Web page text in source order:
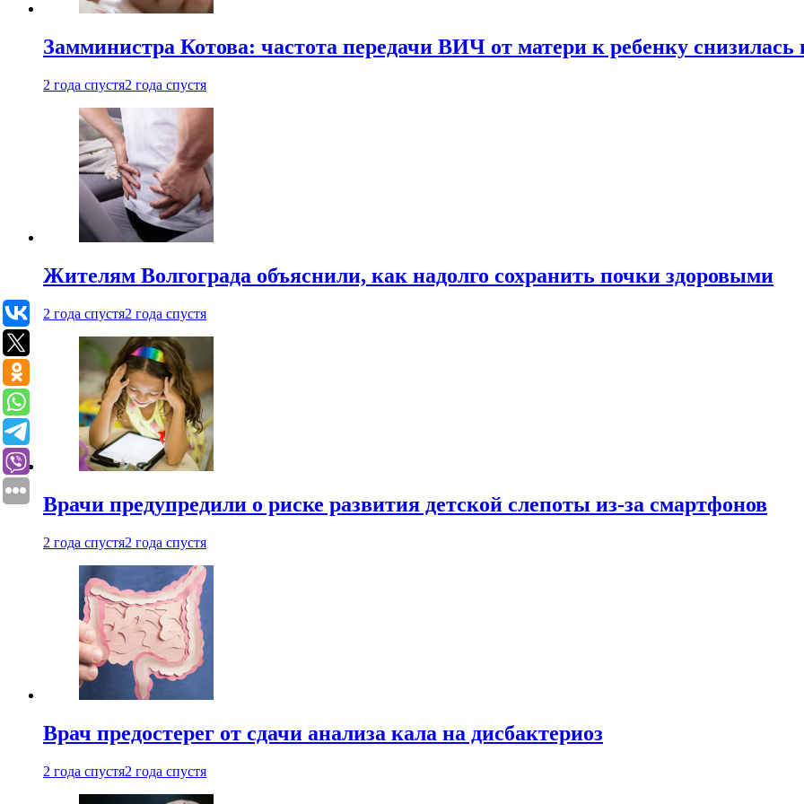
Замминистра Котова: частота передачи ВИЧ от матери к ребенку снизилась
2 года спустя2 года спустя
Жителям Волгограда объяснили, как надолго сохранить почки здоровыми
2 года спустя2 года спустя
Врачи предупредили о риске развития детской слепоты из-за смартфонов
2 года спустя2 года спустя
Врач предостерег от сдачи анализа кала на дисбактериоз
2 года спустя2 года спустя